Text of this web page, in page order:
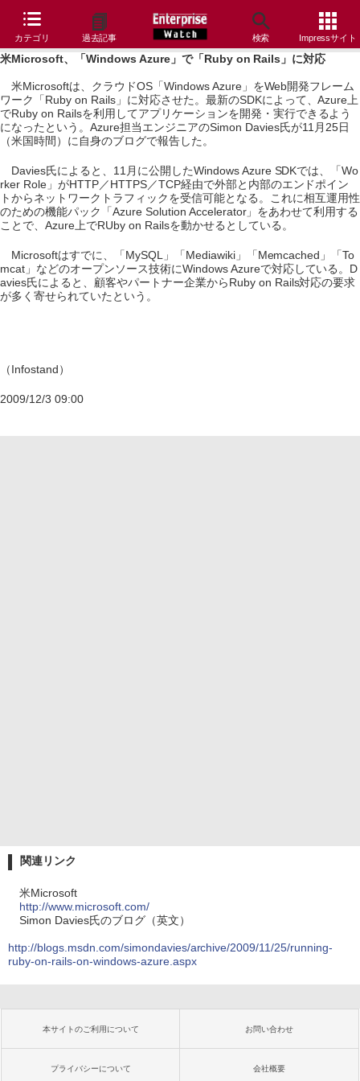
カテゴリ 過去記事 検索 Impressサイト
米Microsoft、「Windows Azure」で「Ruby on Rails」に対応
米Microsoftは、クラウドOS「Windows Azure」をWeb開発フレーム
ワーク「Ruby on Rails」に対応させた。最新のSDKによって、Azure上
でRuby on Railsを利用してアプリケーションを開発・実行できるよう
になったという。Azure担当エンジニアのSimon Davies氏が11月25日
（米国時間）に自身のブログで報告した。
Davies氏によると、11月に公開したWindows Azure SDKでは、「Wo
rker Role」がHTTP／HTTPS／TCP経由で外部と内部のエンドポイン
トからネットワークトラフィックを受信可能となる。これに相互運用性
のための機能パック「Azure Solution Accelerator」をあわせて利用する
ことで、Azure上でRUby on Railsを動かせるとしている。
Microsoftはすでに、「MySQL」「Mediawiki」「Memcached」「To
mcat」などのオープンソース技術にWindows Azureで対応している。D
avies氏によると、顧客やパートナー企業からRuby on Rails対応の要求
が多く寄せられていたという。
（Infostand）
2009/12/3 09:00
関連リンク
米Microsoft
http://www.microsoft.com/
Simon Davies氏のブログ（英文）
http://blogs.msdn.com/simondavies/archive/2009/11/25/running-
ruby-on-rails-on-windows-azure.aspx
本サイトのご利用について お問い合わせ
プライバシーについて 会社概要